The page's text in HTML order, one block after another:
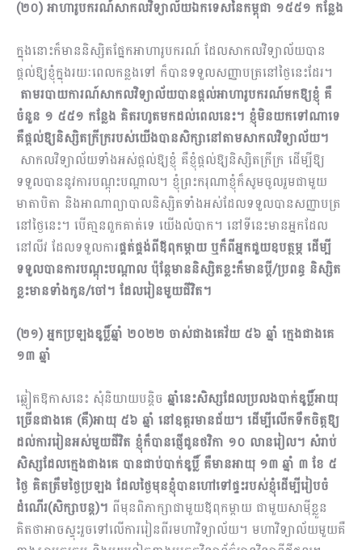
(២០) អាហារូបករណ៍សាកលវិទ្យាល័យឯកទេសនៃកម្ពុជា ១៥៥១ កន្លែង
​ក្នុងនោះក៏មាននិស្សិតផ្នែកអាហារូបករណ៍ ដែលសាកលវិទ្យាល័យបាន
ផ្ដល់ឱ្យខ្ញុំក្នុងរយៈពេលកន្លងទៅ ក៏បានទទួលសញ្ញាបត្រនៅថ្ងៃនេះដែរ។
តាមរបាយការណ៍សាកលវិទ្យាល័យបានផ្ដល់អាហារូបករណ៍មកឱ្យខ្ញុំ គឺ
ចំនួន ១ ៥៥១ កន្លែង គិតរហូតមកដល់ពេលនេះ។ ខ្ញុំមិនយកទៅណាទេ
គឺផ្ដល់ឱ្យនិស្សិតក្រីក្ររបស់យើងបានសិក្សានៅតាម​សាកលវិទ្យាល័យ។
សាកលវិទ្យាល័យទាំងអស់ផ្ដល់ឱ្យខ្ញុំ គឺខ្ញុំផ្ដល់ឱ្យនិស្សិតក្រីក្រ ដើម្បីឱ្យ
ទទួលបាននូវ​ការបណ្ដុះបណ្ដាល។ ខ្ញុំព្រះករុណាខ្ញុំក៏សូមចូលរួមជាមួយ
មាតាបិតា និងអាណាព្យាបាលនិស្សិតទាំងអស់ដែល​ទទួលបានសញ្ញាបត្រ
នៅថ្ងៃនេះ។ បើគា្មនពួកគាត់ទេ យើងលំបាក។ នៅទីនេះមានអ្នកដែល
នៅលីវ ដែលទទួលការផ្គត់ផ្គង់ពីឪពុកម្ដាយ ឬក៏ពីអ្នកជួយឧបត្ថម្ភ ដើម្បី
ទទួលបានការបណ្ដុះបណ្ដាល ប៉ុន្ដែមាននិស្សិតខ្លះក៏មានប្ដី/ប្រពន្ធ និស្សិត
ខ្លះមានទាំងកូន/ចៅ។ ដែលរៀនមួយជីវិត។
(២១) អ្នកប្រឡងឌូប្លិ៍ឆ្នាំ ២០២២ ចាស់ជាងគេវ័យ ៥៦ ឆ្នាំ ក្មេងជាងគេ
១៣ ឆ្នាំ
ឆ្លៀតឱកាសនេះ សុំនិយាយបន្ដិច ឆ្នាំនេះសិស្សដែលប្រលងបាក់ឌូប្លិ៍អាយុ
ច្រើនជាងគេ (គឺ)អាយុ​ ៥៦ ឆ្នាំ នៅឧត្តរមាន​ជ័យ។ ដើម្បីលើកទឹកចិត្តឱ្យ
ដល់ការរៀនអស់មួយជីវិត ខ្ញុំក៏បានផ្ញើជូនថវិកា ១០ លានរៀល។ សំរាប់​
សិស្សដែលក្មេងជាងគេ បានជាប់បាក់ឌូប្លិ៍ គឺមានអាយុ ១៣ ឆ្នាំ ៣ ខែ ៥
ថ្ងៃ គិតត្រឹមថ្ងៃប្រឡង ដែលថ្ងៃមុនខ្ញុំបាន​ហៅទៅផ្ទះរបស់ខ្ញុំដើម្បីរៀបចំ
ដំណើរ(សិក្សាបន្ដ)។ ពីមុនពិភាក្សាជាមួយឪពុកម្ដាយ ​ជាមួយសាម៉ីខ្លួន
គិតថាអាចស្ទុះ​រួចទៅលើការរៀនពីរមហាវិទ្យាល័យ។ មហាវិទ្យាល័យមួយគឺ